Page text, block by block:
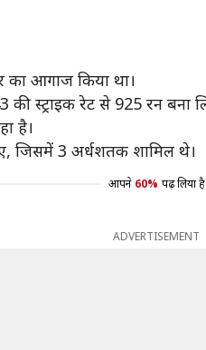
आगाज किया था।
रेट से 925 रन बना
है।
जिसमें 3 अर्धशतक शामिल थे।
आपने 60% पढ़ लिया है
ADVERTISEMENT